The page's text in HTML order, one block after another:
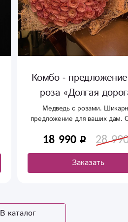
Комбо-
«Ягодный пудинг»
Данный букет подойдет для
нежных, а как правило они же
данного товара подойдет
3 590 6 590
Заказать
В каталог